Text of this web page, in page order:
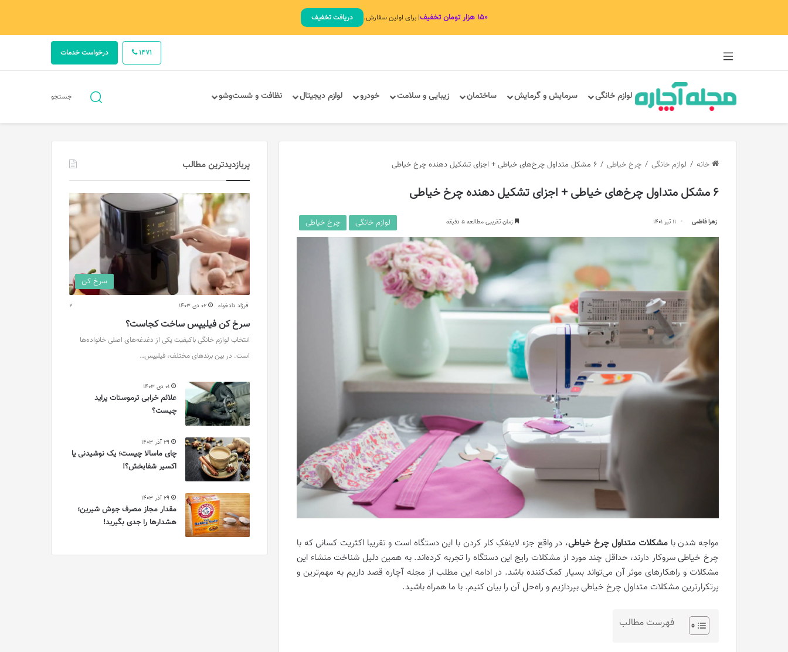
۱۵۰ هزار تومان تخفیف | برای اولین سفارش. دریافت تخفیف
درخواست خدمات 1471
لوازم خانگی سرمایش و گرمایش ساختمان زیبایی و سلامت خودرو لوازم دیجیتال نظافت و شست‌وشو جستجوجستجو
خانه / لوازم خانگی / چرخ خیاطی / 6 مشکل متداول چرخ‌های خیاطی + اجزای تشکیل دهنده چرخ خیاطی
6 مشکل متداول چرخ‌های خیاطی + اجزای تشکیل دهنده چرخ خیاطی
زهرا فاطمی 11 تیر 1401 زمان تقریبی مطالعه 5 دقیقه لوازم خانگی چرخ خیاطی
مواجه شدن با مشکلات متداول چرخ خیاطی، در واقع جزء لاینفکِ کار کردن با این دستگاه است و تقریبا اکثریت کسانی که با
چرخ خیاطی سروکار دارند، حداقل چند مورد از مشکلات رایج این دستگاه را تجربه کرده‌اند. به همین دلیل شناخت منشاء این
مشکلات و راهکارهای موثر آن می‌تواند بسیار کمک‌کننده باشد. در ادامه این مطلب از مجله آچاره قصد داریم به مهم‌ترین و
پرتکرارترین مشکلات متداول چرخ خیاطی بپردازیم و راه‌حل آن را بیان کنیم. با ما همراه باشید.
فهرست مطالب
پربازدیدترین مطالب
سرخ کن
فرزاد دادخواه 02 دی 1403 2
سرخ کن فیلیپس ساخت کجاست؟
انتخاب لوازم خانگی باکیفیت یکی از دغدغه‌های اصلی خانواده‌ها
است. در بین برندهای مختلف، فیلیپس…
01 دی 1403
علائم خرابی ترموستات پراید
چیست؟
29 آذر 1403
چای ماسالا چیست؛ یک نوشیدنی یا
اکسیر شفابخش؟!
29 آذر 1403
مقدار مجاز مصرف جوش شیرین؛
هشدارها را جدی بگیرید!